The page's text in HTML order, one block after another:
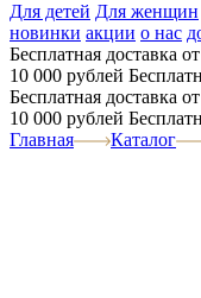
Для детей Для женщин
новинки акции о нас
Бесплатная доставка
10 000 рублей
Бесплатная доставка
10 000 рублей
Главная
Каталог